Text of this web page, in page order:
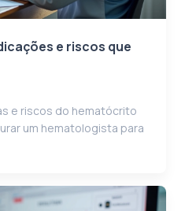
e riscos que
e riscos do hematócrito
um hematologista para